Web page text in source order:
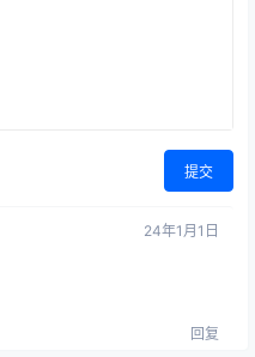
提交
24年1月1日
回复